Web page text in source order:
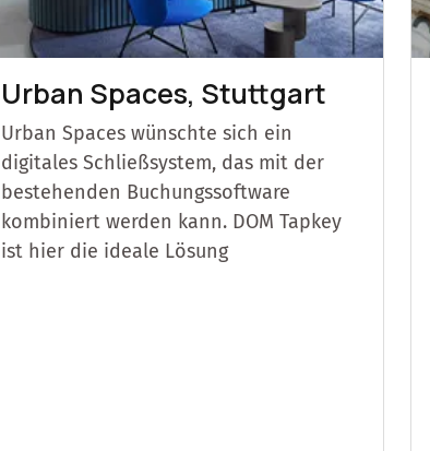
Urban Spaces, Stuttgart
Urban Spaces wünschte sich ein
digitales Schließsystem, das mit der
bestehenden Buchungssoftware
kombiniert werden kann. DOM Tapkey
ist hier die ideale Lösung